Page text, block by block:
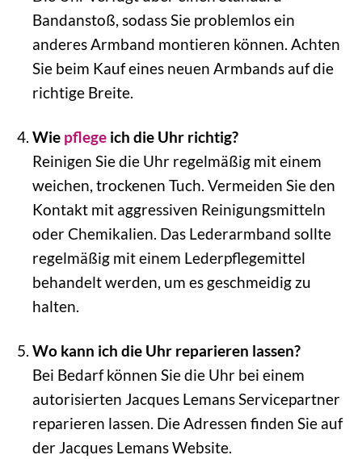
Bandanstoß, sodass Sie problemlos ein
anderes Armband montieren können. Achten
Sie beim Kauf eines neuen Armbands auf die
richtige Breite.
Wie pflegeich die Uhr richtig?
Reinigen Sie die Uhr regelmäßig mit einem
weichen, trockenen Tuch. Vermeiden Sie den
Kontakt mit aggressiven Reinigungsmitteln
oder Chemikalien. Das Lederarmband sollte
regelmäßig mit einem Lederpflegemittel
behandelt werden, um es geschmeidig zu
halten.
Wo kann ich die Uhr reparieren lassen?
Bei Bedarf können Sie die Uhr bei einem
autorisierten Jacques Lemans Servicepartner
reparieren lassen. Die Adressen finden Sie auf
der Jacques Lemans Website.